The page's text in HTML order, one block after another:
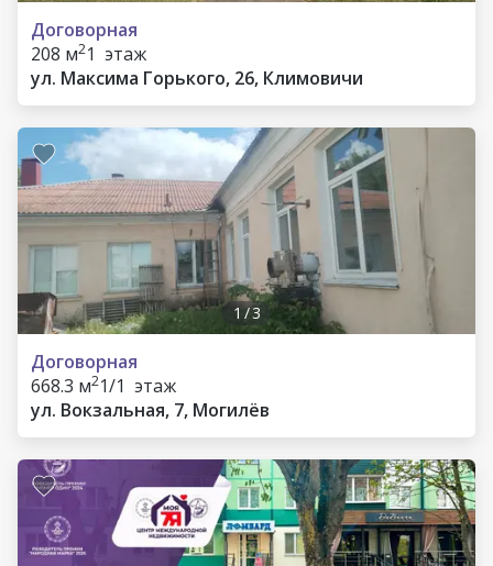
Договорная
208 м21 этаж
ул. Максима Горького, 26, Климовичи
1 /3
Договорная
668.3 м21/1 этаж
ул. Вокзальная, 7, Могилёв